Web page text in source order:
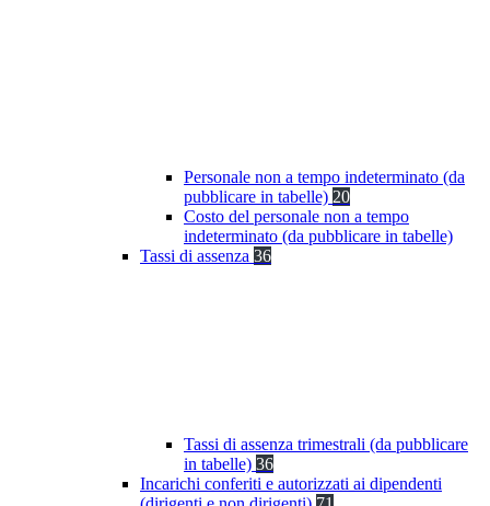
Personale non a tempo indeterminato (da
pubblicare in tabelle) 20
Costo del personale non a tempo
indeterminato (da pubblicare in tabelle)
Tassi di assenza 36
Tassi di assenza trimestrali (da pubblicare
in tabelle) 36
Incarichi conferiti e autorizzati ai dipendenti